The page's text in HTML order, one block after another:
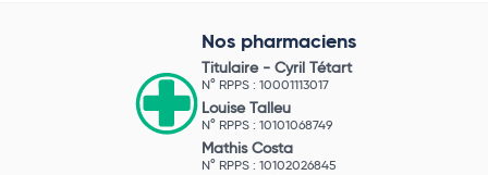
Nos pharmaciens
Titulaire - Cyril Tétart
N° RPPS : 10001113017
Louise Talleu
N° RPPS : 10101068749
Mathis Costa
N° RPPS : 10102026845